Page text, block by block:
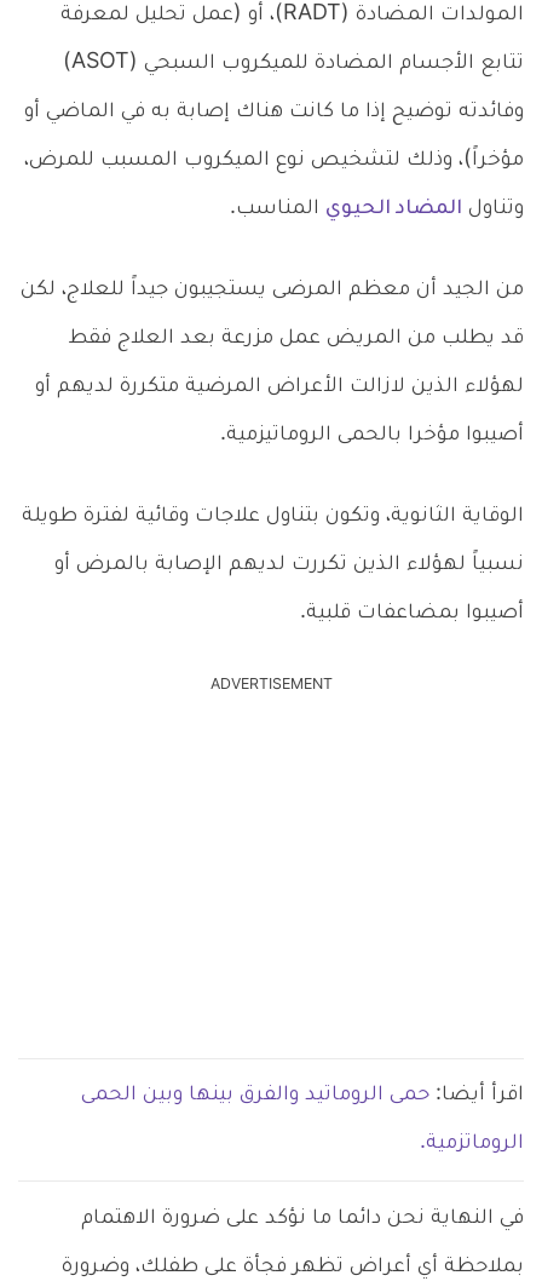
المولدات المضادة (RADT)، أو (عمل تحليل لمعرفة
تتابع الأجسام المضادة للميكروب السبحي (ASOT)
وفائدته توضيح إذا ما كانت هناك إصابة به في الماضي أو
مؤخراً)، وذلك لتشخيص نوع الميكروب المسبب للمرض،
وتناول المضاد الحيوي المناسب.
من الجيد أن معظم المرضى يستجيبون جيداً للعلاج، لكن
قد يطلب من المريض عمل مزرعة بعد العلاج فقط
لهؤلاء الذين لازالت الأعراض المرضية متكررة لديهم أو
أصيبوا مؤخرا بالحمى الروماتيزمية.
الوقاية الثانوية، وتكون بتناول علاجات وقائية لفترة طويلة
نسبياً لهؤلاء الذين تكررت لديهم الإصابة بالمرض أو
أصيبوا بمضاعفات قلبية.
ADVERTISEMENT
اقرأ أيضا: حمى الروماتيد والفرق بينها وبين الحمى
الروماتزمية.
في النهاية نحن دائما ما نؤكد على ضرورة الاهتمام
بملاحظة أي أعراض تظهر فجأة على طفلك، وضرورة